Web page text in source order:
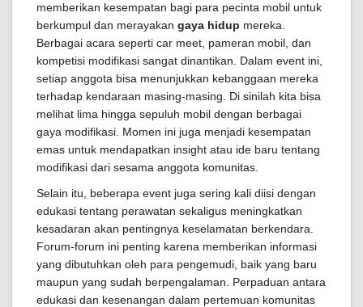
memberikan kesempatan bagi para pecinta mobil untuk
berkumpul dan merayakan gaya hidup mereka.
Berbagai acara seperti car meet, pameran mobil, dan
kompetisi modifikasi sangat dinantikan. Dalam event ini,
setiap anggota bisa menunjukkan kebanggaan mereka
terhadap kendaraan masing-masing. Di sinilah kita bisa
melihat lima hingga sepuluh mobil dengan berbagai
gaya modifikasi. Momen ini juga menjadi kesempatan
emas untuk mendapatkan insight atau ide baru tentang
modifikasi dari sesama anggota komunitas.
Selain itu, beberapa event juga sering kali diisi dengan
edukasi tentang perawatan sekaligus meningkatkan
kesadaran akan pentingnya keselamatan berkendara.
Forum-forum ini penting karena memberikan informasi
yang dibutuhkan oleh para pengemudi, baik yang baru
maupun yang sudah berpengalaman. Perpaduan antara
edukasi dan kesenangan dalam pertemuan komunitas